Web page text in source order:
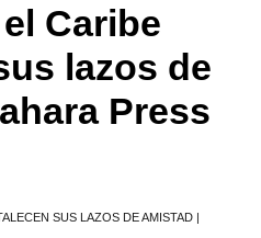
Caribe
lazos de
Press
SUS LAZOS DE AMISTAD |